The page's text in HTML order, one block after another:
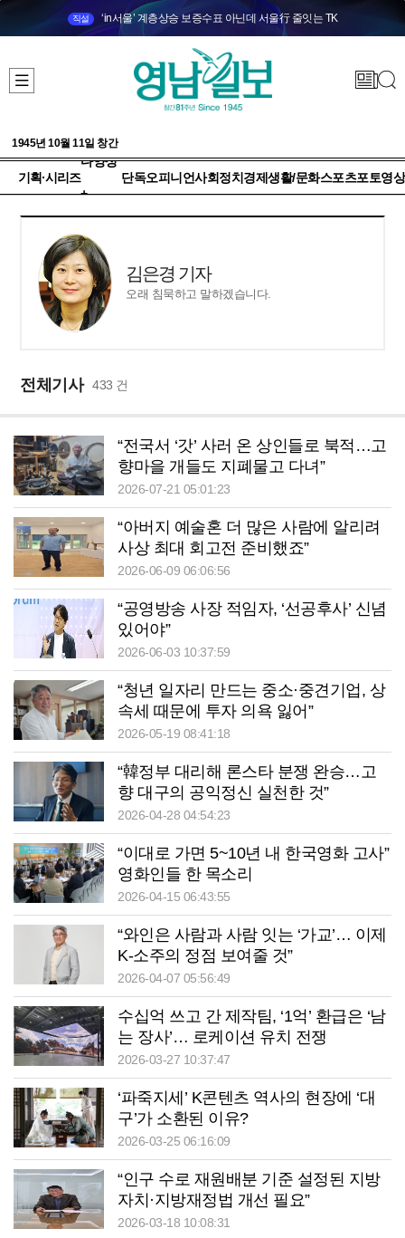
직설 ‘in서울’ 계층상승 보증수표 아닌데 서울行 줄잇는 TK
1945년 10월 11일 창간
기획·시리즈
다양성
+
단독오피니언사회정치 경제생활/문화스포츠포토영상
김은경 기자
오래 침묵하고 말하겠습니다.
전체기사 433 건
“전국서 ‘갓’ 사러 온 상인들로 북적…고
향마을 개들도 지폐물고 다녀”
2026-07-21 05:01:23
“아버지 예술혼 더 많은 사람에 알리려
사상 최대 회고전 준비했죠”
2026-06-09 06:06:56
“공영방송 사장 적임자, ‘선공후사’ 신념
있어야”
2026-06-03 10:37:59
“청년 일자리 만드는 중소·중견기업, 상
속세 때문에 투자 의욕 잃어”
2026-05-19 08:41:18
“韓정부 대리해 론스타 분쟁 완승…고
향 대구의 공익정신 실천한 것”
2026-04-28 04:54:23
“이대로 가면 5~10년 내 한국영화 고사”
영화인들 한 목소리
2026-04-15 06:43:55
“와인은 사람과 사람 잇는 ‘가교’… 이제
K-소주의 정점 보여줄 것”
2026-04-07 05:56:49
수십억 쓰고 간 제작팀, ‘1억’ 환급은 ‘남
는 장사’… 로케이션 유치 전쟁
2026-03-27 10:37:47
‘파죽지세’ K콘텐츠 역사의 현장에 ‘대
구’가 소환된 이유?
2026-03-25 06:16:09
“인구 수로 재원배분 기준 설정된 지방
자치·지방재정법 개선 필요”
2026-03-18 10:08:31